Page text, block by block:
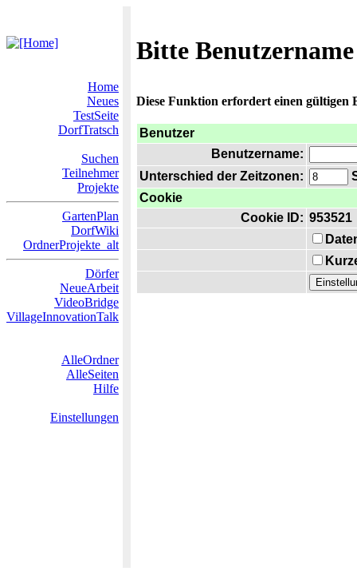
Bitte
Home
Neues
TestSeite
DorfTratsch
Suchen
Teilnehmer
Projekte
GartenPlan
DorfWiki
OrdnerProjekte_alt
Dörfer
NeueArbeit
VideoBridge
VillageInnovationTalk
AlleOrdner
AlleSeiten
Hilfe
Einstellungen
Diese Funktion erfordert einen gültigen
Benutzer
Benutzername:
Unterschied der Zeitzonen:
Cookie
Cookie ID: 953521